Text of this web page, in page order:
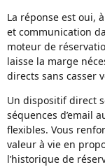
La réponse est oui,
et communication
moteur de
laisse la marge
directs sans casser
Un dispositif direct
séquences d’email
flexibles. Vous
valeur à vie en
l’historique de